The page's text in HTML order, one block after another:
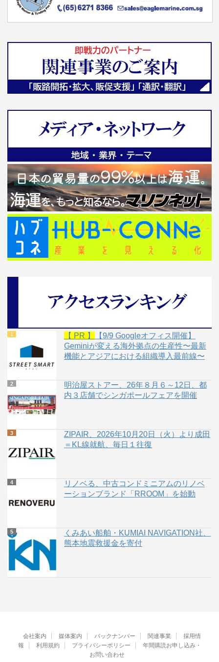
【 PR 】
【9/9 Googleオフィス開催】
Geminiが変える海外拠点の生産性〜最新
機能とアジアにおける組織導入最前線〜
明治屋ストアー、26年８月６～12日、都
内３店舗でシンガポールフェアを開催
ZIPAIR、2026年10月20日（火）より成田
＝KL線就航、毎日１往復
リノベる、中古コンドミニアムのリノベ
ーションブランド「RROOM」を始動
くみあい船舶・KUMIAI NAVIGATION社、
熊本地震救援金を寄付
会社案内 媒体案内 バックナンバー 関連事業
採用情
報
利用規約 プライバシーポリシー
年間購読お申し込み・
お問い合わせ